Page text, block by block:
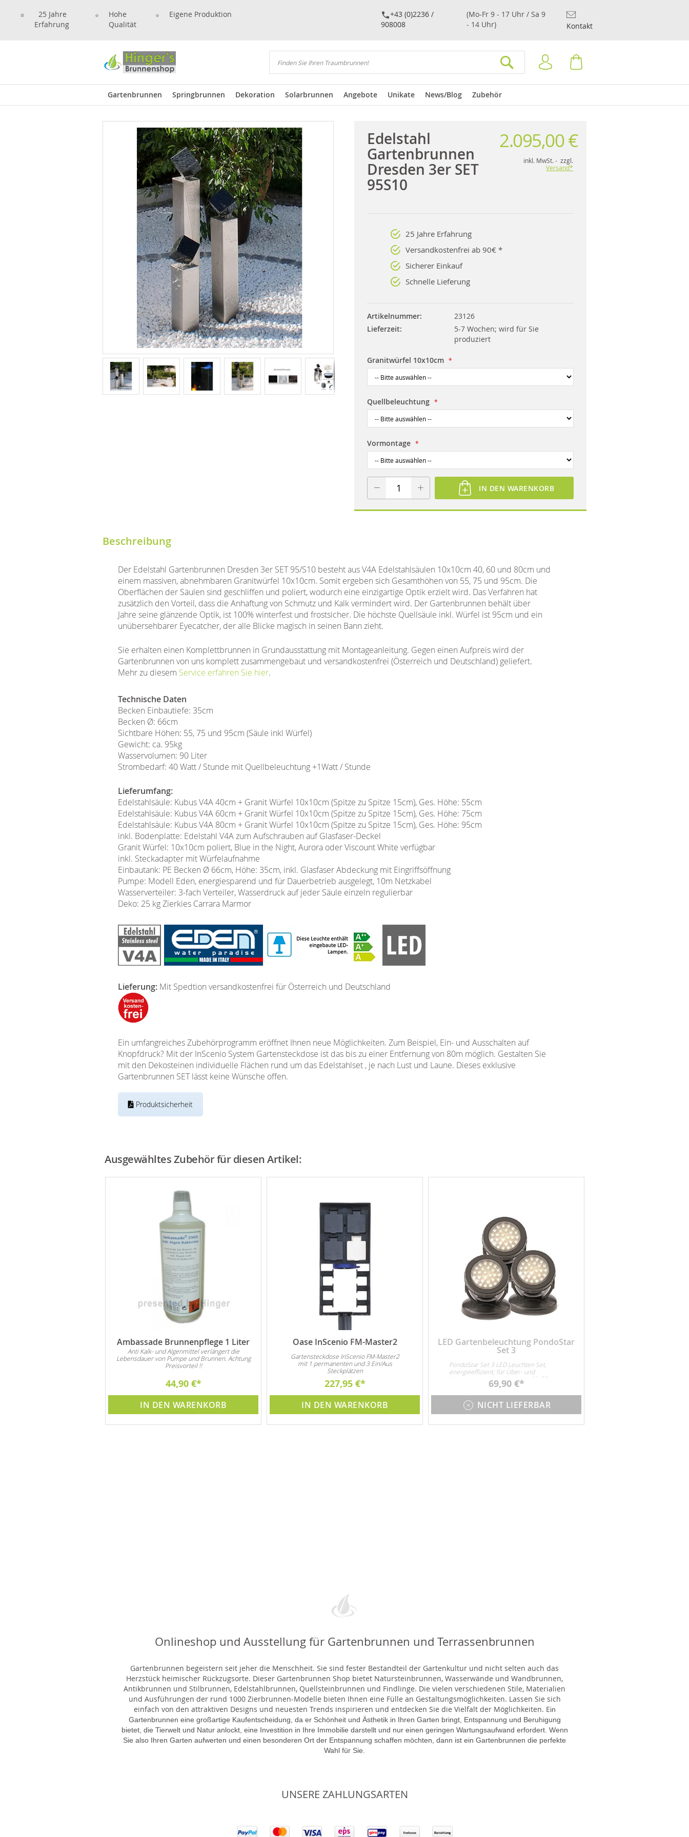
25 Jahre
Erfahrung
Hohe
Qualität
Eigene Produktion
+43 (0)2236 /
908008
(Mo-Fr 9 - 17 Uhr / Sa 9
- 14 Uhr)
Kontakt
Suchen
Anmelden
Gartenbrunnen Springbrunnen Dekoration Solarbrunnen Angebote Unikate News/Blog Zubehör
Edelstahl
Gartenbrunnen
Dresden 3er SET
95S10
2.095,00 €
inkl. MwSt. - zzgl.
Versand*
25 Jahre Erfahrung
Versandkostenfrei ab 90€ *
Sicherer Einkauf
Schnelle Lieferung
Artikelnummer
23126
Lieferzeit
5-7 Wochen; wird für Sie
produziert
Granitwürfel 10x10cm
Quellbeleuchtung
Vormontage
IN DEN WARENKORB
Beschreibung
Der Edelstahl Gartenbrunnen Dresden 3er SET 95/S10 besteht aus V4A Edelstahlsäulen 10x10cm 40, 60 und 80cm und
einem massiven, abnehmbaren Granitwürfel 10x10cm. Somit ergeben sich Gesamthöhen von 55, 75 und 95cm. Die
Oberflächen der Säulen sind geschliffen und poliert, wodurch eine einzigartige Optik erzielt wird. Das Verfahren hat
zusätzlich den Vorteil, dass die Anhaftung von Schmutz und Kalk vermindert wird. Der Gartenbrunnen behält über
Jahre seine glänzende Optik, ist 100% winterfest und frostsicher. Die höchste Quellsäule inkl. Würfel ist 95cm und ein
unübersehbarer Eyecatcher, der alle Blicke magisch in seinen Bann zieht.
Sie erhalten einen Komplettbrunnen in Grundausstattung mit Montageanleitung. Gegen einen Aufpreis wird der
Gartenbrunnen von uns komplett zusammengebaut und versandkostenfrei (Österreich und Deutschland) geliefert.
Mehr zu diesem Service erfahren Sie hier.
Technische Daten
Becken Einbautiefe: 35cm
Becken Ø: 66cm
Sichtbare Höhen: 55, 75 und 95cm (Säule inkl Würfel)
Gewicht: ca. 95kg
Wasservolumen: 90 Liter
Strombedarf: 40 Watt / Stunde mit Quellbeleuchtung +1Watt / Stunde
Lieferumfang:
Edelstahlsäule: Kubus V4A 40cm + Granit Würfel 10x10cm (Spitze zu Spitze 15cm), Ges. Höhe: 55cm
Edelstahlsäule: Kubus V4A 60cm + Granit Würfel 10x10cm (Spitze zu Spitze 15cm), Ges. Höhe: 75cm
Edelstahlsäule: Kubus V4A 80cm + Granit Würfel 10x10cm (Spitze zu Spitze 15cm), Ges. Höhe: 95cm
inkl. Bodenplatte: Edelstahl V4A zum Aufschrauben auf Glasfaser-Deckel
Granit Würfel: 10x10cm poliert, Blue in the Night, Aurora oder Viscount White verfügbar
inkl. Steckadapter mit Würfelaufnahme
Einbautank: PE Becken Ø 66cm, Höhe: 35cm, inkl. Glasfaser Abdeckung mit Eingriffsöffnung
Pumpe: Modell Eden, energiesparend und für Dauerbetrieb ausgelegt, 10m Netzkabel
Wasserverteiler: 3-fach Verteiler, Wasserdruck auf jeder Säule einzeln regulierbar
Deko: 25 kg Zierkies Carrara Marmor
Lieferung: Mit Spedtion versandkostenfrei für Österreich und Deutschland
Ein umfangreiches Zubehörprogramm eröffnet Ihnen neue Möglichkeiten. Zum Beispiel, Ein- und Ausschalten auf
Knopfdruck? Mit der InScenio System Gartensteckdose ist das bis zu einer Entfernung von 80m möglich. Gestalten Sie
mit den Dekosteinen individuelle Flächen rund um das Edelstahlset , je nach Lust und Laune. Dieses exklusive
Gartenbrunnen SET lässt keine Wünsche offen.
Produktsicherheit
Ausgewähltes Zubehör für diesen Artikel:
Ambassade Brunnenpflege 1 Liter
Anti Kalk- und Algenmittel verlängert die
Lebensdauer von Pumpe und Brunnen. Achtung
Preisvorteil !!
44,90 €
IN DEN WARENKORB
Oase InScenio FM-Master2
Gartensteckdose InScenio FM-Master2
mit 1 permanenten und 3 Ein/Aus
Steckplätzen
227,95 €
IN DEN WARENKORB
LED Gartenbeleuchtung PondoStar
Set 3
PondoStar Set 3 LED Leuchten Set,
energieeffizient; für Über- und
Unterwasser. Abmessungen 60x75mm,
69,90 €
NICHT LIEFERBAR
Onlineshop und Ausstellung für Gartenbrunnen und Terrassenbrunnen
Gartenbrunnen begeistern seit jeher die Menschheit. Sie sind fester Bestandteil der Gartenkultur und nicht selten auch das
Herzstück heimischer Rückzugsorte. Dieser Gartenbrunnen Shop bietet Natursteinbrunnen, Wasserwände und Wandbrunnen,
Antikbrunnen und Stilbrunnen, Edelstahlbrunnen, Quellsteinbrunnen und Findlinge. Die vielen verschiedenen Stile, Materialien
und Ausführungen der rund 1000 Zierbrunnen-Modelle bieten Ihnen eine Fülle an Gestaltungsmöglichkeiten. Lassen Sie sich
einfach von den attraktiven Designs und neuesten Trends inspirieren und entdecken Sie die Vielfalt der Möglichkeiten. Ein
Gartenbrunnen eine großartige Kaufentscheidung, da er Schönheit und Ästhetik in Ihren Garten bringt, Entspannung und Beruhigung
bietet, die Tierwelt und Natur anlockt, eine Investition in Ihre Immobilie darstellt und nur einen geringen Wartungsaufwand erfordert. Wenn
Sie also Ihren Garten aufwerten und einen besonderen Ort der Entspannung schaffen möchten, dann ist ein Gartenbrunnen die perfekte
Wahl für Sie.
UNSERE ZAHLUNGSARTEN